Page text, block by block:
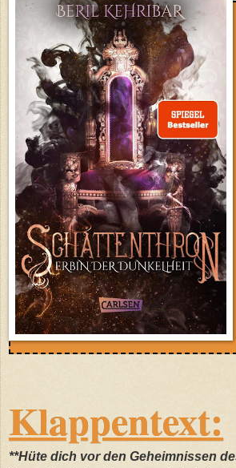
Klappentext:
**Hüte dich vor den Geheimnissen